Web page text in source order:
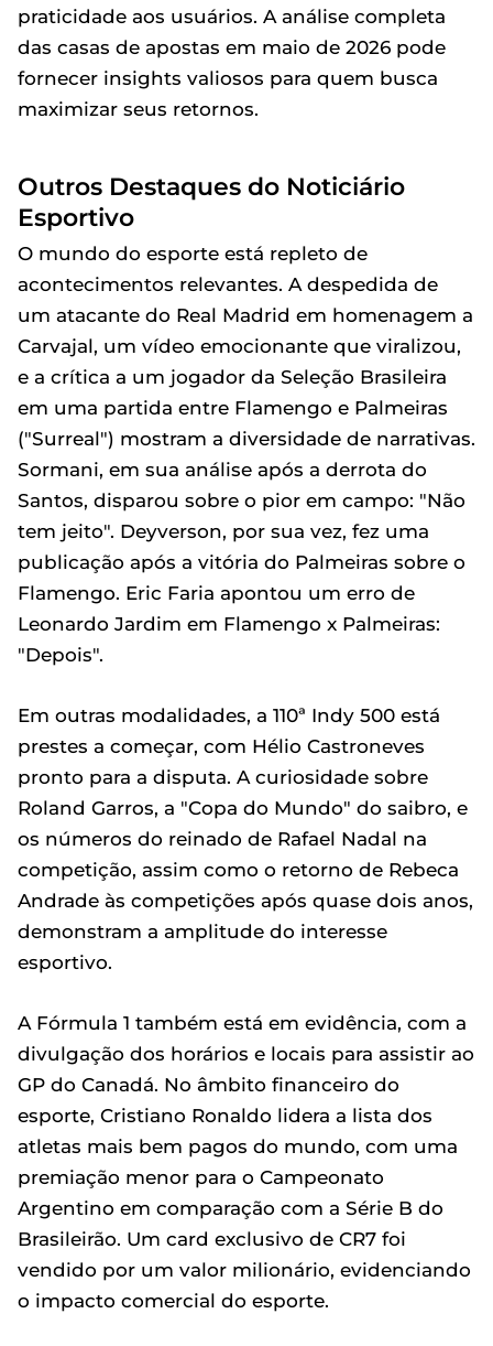
praticidade aos usuários. A análise completa
das casas de apostas em maio de 2026 pode
fornecer insights valiosos para quem busca
maximizar seus retornos.
Outros Destaques do Noticiário
Esportivo
O mundo do esporte está repleto de
acontecimentos relevantes. A despedida de
um atacante do Real Madrid em homenagem a
Carvajal, um vídeo emocionante que viralizou,
e a crítica a um jogador da Seleção Brasileira
em uma partida entre Flamengo e Palmeiras
("Surreal") mostram a diversidade de narrativas.
Sormani, em sua análise após a derrota do
Santos, disparou sobre o pior em campo: "Não
tem jeito". Deyverson, por sua vez, fez uma
publicação após a vitória do Palmeiras sobre o
Flamengo. Eric Faria apontou um erro de
Leonardo Jardim em Flamengo x Palmeiras:
"Depois".
Em outras modalidades, a 110ª Indy 500 está
prestes a começar, com Hélio Castroneves
pronto para a disputa. A curiosidade sobre
Roland Garros, a "Copa do Mundo" do saibro, e
os números do reinado de Rafael Nadal na
competição, assim como o retorno de Rebeca
Andrade às competições após quase dois anos,
demonstram a amplitude do interesse
esportivo.
A Fórmula 1 também está em evidência, com a
divulgação dos horários e locais para assistir ao
GP do Canadá. No âmbito financeiro do
esporte, Cristiano Ronaldo lidera a lista dos
atletas mais bem pagos do mundo, com uma
premiação menor para o Campeonato
Argentino em comparação com a Série B do
Brasileirão. Um card exclusivo de CR7 foi
vendido por um valor milionário, evidenciando
o impacto comercial do esporte.